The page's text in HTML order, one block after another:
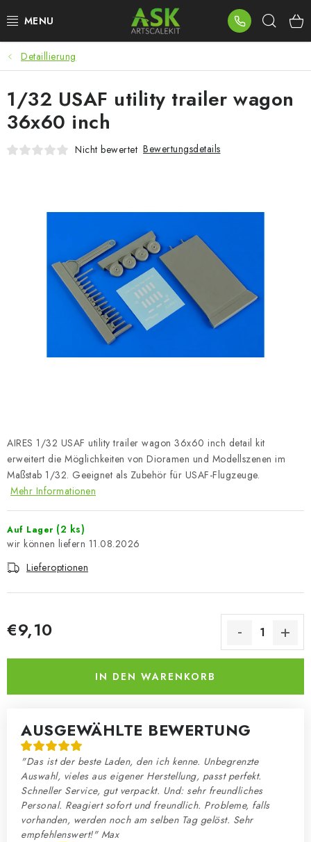
Inhalt
BLOG
SUMMER DAYS
WARHAMMER
ZUBEHÖR
FARBEN & WERKZEUGE
VERKAUFTE MARKEN
Über uns Meine Bestellung
Datenschutzbestimmungen
Großhandel
Detaillierung
AIRES 1/32 USAF utility trailer wagon 36x60 inch detail kit
erweitert die Möglichkeiten von Dioramen und Modellszenen im
Maßstab 1/32. Geeignet als Zubehör für USAF-Flugzeuge.
Mehr Informationen
Auf Lager (2 ks)
11.08.2026
Lieferoptionen
€9,10
IN DEN WARENKORB
AUSGEWÄHLTE BEWERTUNG
"Das ist der beste Laden, den ich kenne. Unbegrenzte
Auswahl, vieles aus eigener Herstellung, passt perfekt.
Schneller Service, gut verpackt. Und: sehr freundliches
Personal. Reagiert sofort und freundlich. Probleme, falls
vorhanden, werden noch am selben Tag gelöst. Sehr
empfehlenswert!" Max
1/32 USAF utility trailer wagon
36x60 inch
Nicht bewertet Bewertungsdetails